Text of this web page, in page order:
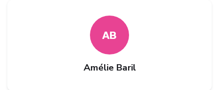
AB
Amélie Baril